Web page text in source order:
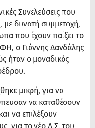
Συνελεύσεις που
με δυνατή συμμετοχή,
που έχουν παίξει το
ο Γιάννης Δανδάλης
ήταν ο μοναδικός
μικρή, για να
να καταθέσουν
να επιλέξουν
για το νέο Δ.Σ. του